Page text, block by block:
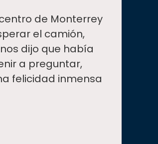
de Monterrey
el camión,
dijo que había
a preguntar,
felicidad inmensa